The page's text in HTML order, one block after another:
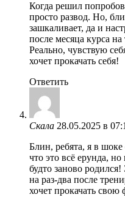
Когда решил
просто развод. Но,
зашкаливает, да и
после месяца курса
Реально, чувствую
хочет прокачать себя!
Ответить
Скала 28.05.2025 в
Блин, ребята, я в
что это всё ерунда,
будто заново
на раз-два после
хочет прокачать